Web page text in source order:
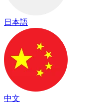
日本語
中文